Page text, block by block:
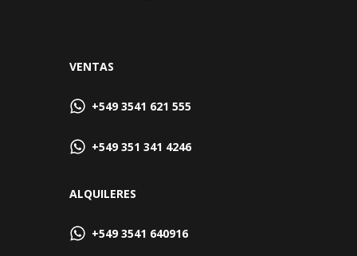
VENTAS
+549 3541 621 555
+549 351 341 4246
ALQUILERES
+549 3541 640916